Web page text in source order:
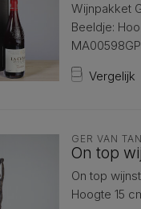
Wijnpakket
Beeldje:
MA00598GP
Vergelijk
GER VAN
On top
On top
Hoogte 15